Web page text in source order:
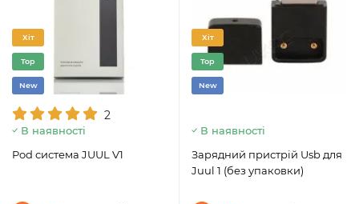
Хіт
Top
New
2
В наявності
Pod система JUUL V1
Хіт
Top
New
В наявності
Зарядний пристрій Usb для
Juul 1 (без упаковки)